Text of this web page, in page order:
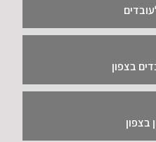
בצפון
בצפון